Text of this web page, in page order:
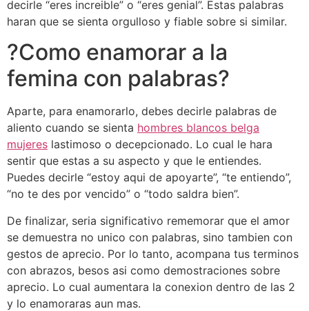
decirle “eres increible” o “eres genial”. Estas palabras
haran que se sienta orgulloso y fiable sobre si similar.
?Como enamorar a la
femina con palabras?
Aparte, para enamorarlo, debes decirle palabras de
aliento cuando se sienta hombres blancos belga
mujeres lastimoso o decepcionado. Lo cual le hara
sentir que estas a su aspecto y que le entiendes.
Puedes decirle “estoy aqui de apoyarte”, “te entiendo”,
“no te des por vencido” o “todo saldra bien”.
De finalizar, seri­a significativo rememorar que el amor
se demuestra no unico con palabras, sino tambien con
gestos de aprecio. Por lo tanto, acompana tus terminos
con abrazos, besos asi­ como demostraciones sobre
aprecio. Lo cual aumentara la conexion dentro de las 2
y lo enamoraras aun mas.